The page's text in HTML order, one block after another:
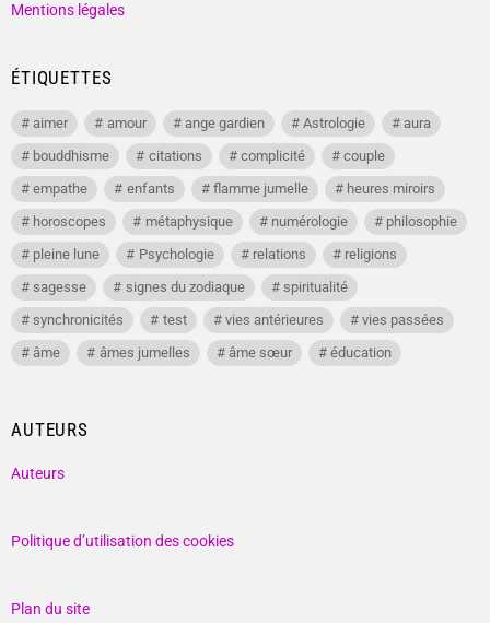
Mentions légales
ÉTIQUETTES
aimer amour ange gardien Astrologie
aura
bouddhisme
citations complicité
couple
empathe
enfants flamme jumelle
heures miroirs
horoscopes
métaphysique numérologie
philosophie
pleine lune
Psychologie relations
religions
sagesse
signes du zodiaque
spiritualité
synchronicités
test vies antérieures
vies passées
âme
âmes jumelles âme sœur éducation
AUTEURS
Auteurs
Politique d’utilisation des cookies
Plan du site